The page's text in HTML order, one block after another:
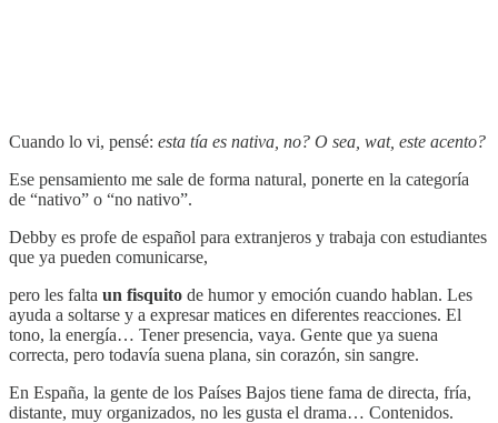
Cuando lo vi, pensé: esta tía es nativa, no? O sea, wat, este acento?
Ese pensamiento me sale de forma natural, ponerte en la categoría
de “nativo” o “no nativo”.
Debby es profe de español para extranjeros y trabaja con estudiantes
que ya pueden comunicarse,
pero les falta un fisquito de humor y emoción cuando hablan. Les
ayuda a soltarse y a expresar matices en diferentes reacciones. El
tono, la energía… Tener presencia, vaya. Gente que ya suena
correcta, pero todavía suena plana, sin corazón, sin sangre.
En España, la gente de los Países Bajos tiene fama de directa, fría,
distante, muy organizados, no les gusta el drama… Contenidos.